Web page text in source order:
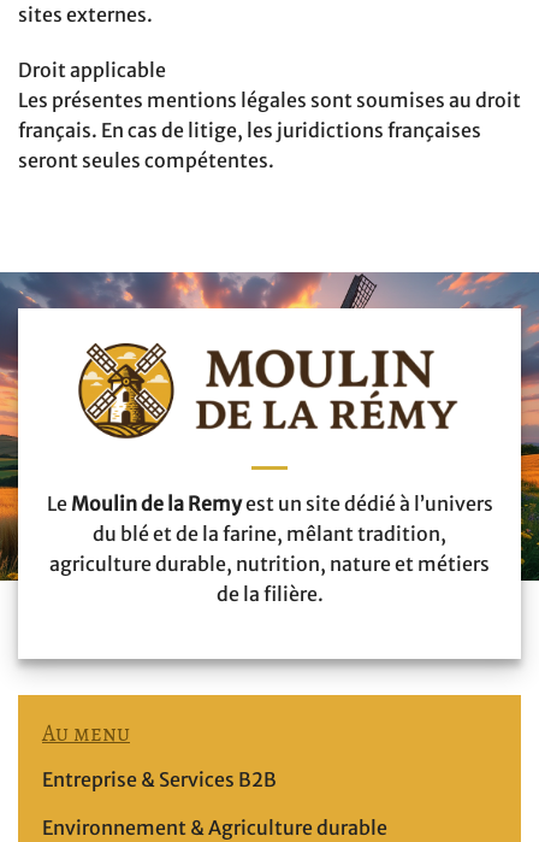
sites externes.
Droit applicable
Les présentes mentions légales sont soumises au droit
français. En cas de litige, les juridictions françaises
seront seules compétentes.
Le Moulin de la Remyest un site dédié à l’univers
du blé et de la farine, mêlant tradition,
agriculture durable, nutrition, nature et métiers
de la filière.
Au menu
Entreprise & Services B2B
Environnement & Agriculture durable